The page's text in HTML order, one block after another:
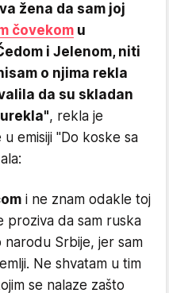
žena da sam joj
čovekom u
i Jelenom, niti
o njima rekla
da su skladan
, rekla je
emisiji "Do koske sa
i ne znam odakle toj
proziva da sam ruska
narodu Srbije, jer sam
Ne shvatam u tim
se nalaze zašto